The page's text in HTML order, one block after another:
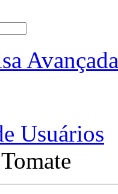
Avançada
Usuários